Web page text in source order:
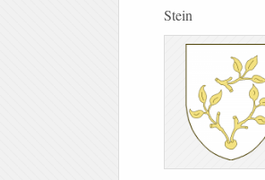
Stein